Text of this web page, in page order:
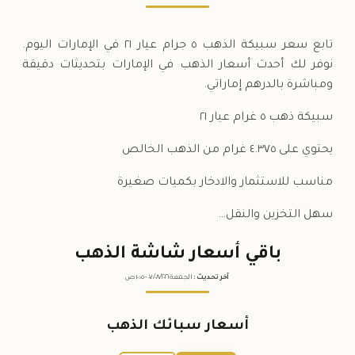
تابع سعر سبيكة الذهب ٥ جرام عيار ٢١ في الإمارات اليوم.
نوفر لك أحدث أسعار الذهب في الإمارات بتحديثات دقيقة
ومباشرة بالدرهم إماراتي.
سبيكة ذهب ٥ غرام عيار ٢١
يحتوي على ٤.٣٧٥ غرام من الذهب الخالص
مناسب للاستثمار والادخار بكميات صغيرة
سهل التخزين والنقل…
باقي أسعار شاشة الذهب
آخر تحديث : الجمعة ٠٧ /٠٨/٢٠٢٦ - ١٠:٠٥ ص
أسعار سبائك الذهب